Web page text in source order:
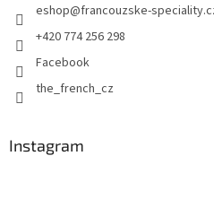
eshop@francouzske-
+420 774 256 298
Facebook
the_french_cz
Instagram